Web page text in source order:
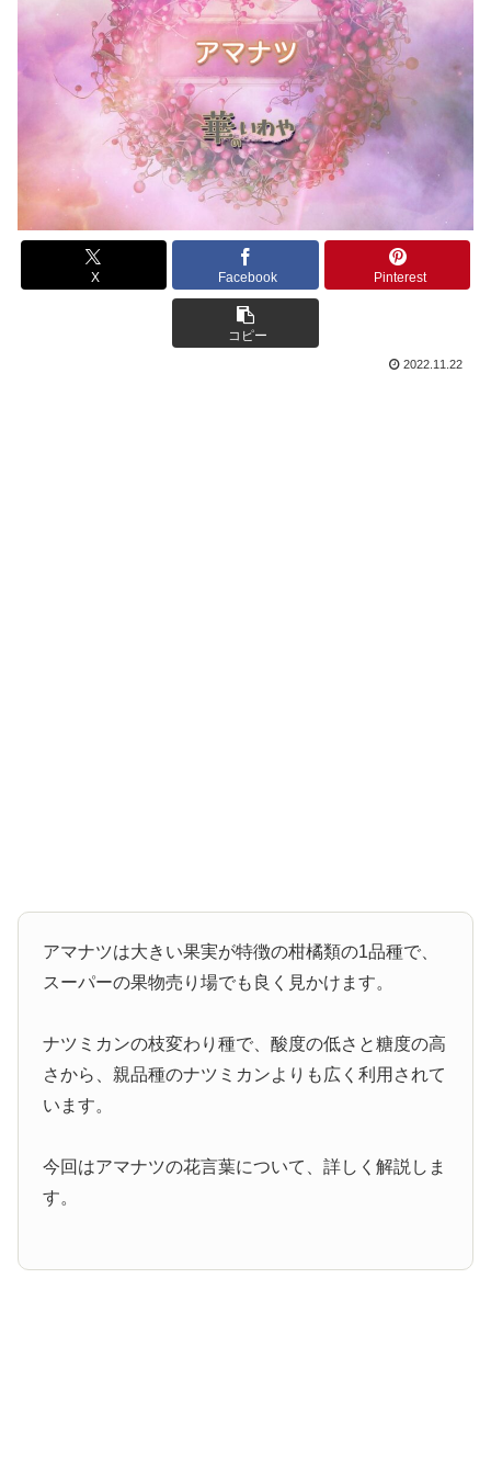
X Facebook Pinterest
コピー
2022.11.22
アマナツは大きい果実が特徴の柑橘類の1品種で、
スーパーの果物売り場でも良く見かけます。
ナツミカンの枝変わり種で、酸度の低さと糖度の高
さから、親品種のナツミカンよりも広く利用されて
います。
今回はアマナツの花言葉について、詳しく解説しま
す。